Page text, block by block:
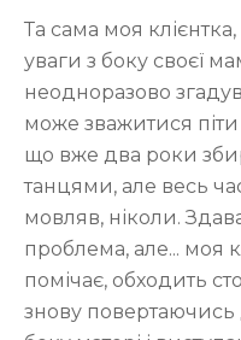
Та сама моя клієнтка,
уваги з боку своєї
неодноразово
може зважитися
що вже два роки
танцями, але весь
мовляв, ніколи.
проблема, але... моя
помічає, обходить
знову повертаючись